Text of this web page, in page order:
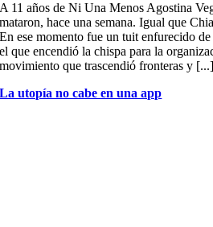
A 11 años de Ni Una Menos Agostina
mataron, hace una semana. Igual que
En ese momento fue un tuit enfurecido
el que encendió la chispa para la
movimiento que trascendió fronteras y [...]
La utopía no cabe en una app